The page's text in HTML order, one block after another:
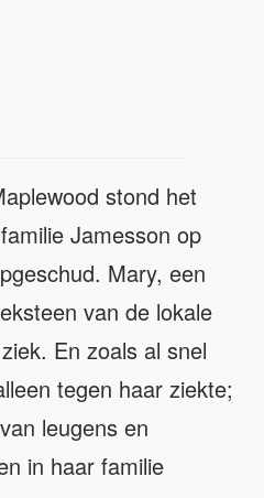
stond het
Jamesson op
Mary, een
van de lokale
En zoals al snel
tegen haar ziekte;
leugens en
in haar familie